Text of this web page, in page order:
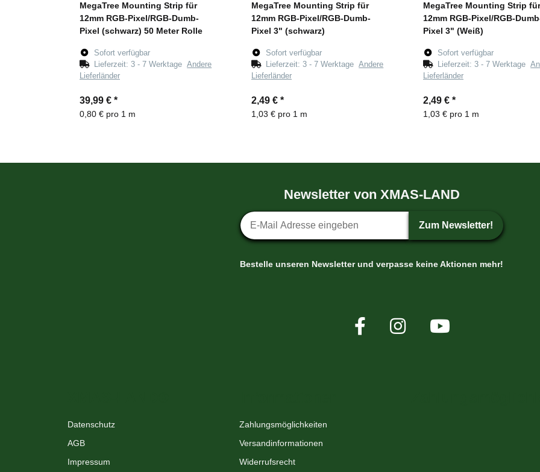
MegaTree Mounting Strip für
12mm RGB-Pixel/RGB-Dumb-
Pixel (schwarz) 50 Meter Rolle
Sofort verfügbar
Lieferzeit:3 - 7 WerktageAndere
Lieferländer
39,99 € *
0,80 € pro 1 m
MegaTree Mounting Strip für
12mm RGB-Pixel/RGB-Dumb-
Pixel 3" (schwarz)
Sofort verfügbar
Lieferzeit:3 - 7 WerktageAndere
Lieferländer
2,49 € *
1,03 € pro 1 m
MegaTree Mounting Strip für
12mm RGB-Pixel/RGB-
Pixel 3" (Weiß)
Sofort verfügbar
Lieferzeit:3 - 7 Werktage
Lieferländer
2,49 € *
1,03 € pro 1 m
Newsletter von XMAS-LAND
Newsletter-Anmeldung
Zum Newsletter!
Bestelle unseren Newsletter und verpasse keine Aktionen mehr!
Datenschutz
AGB
Impressum
Zahlungsmöglichkeiten
Versandinformationen
Widerrufsrecht